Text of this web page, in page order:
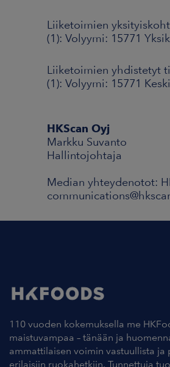
Liiketoimien
(1): Volyymi: 15771
Liiketoimien yhdistetyt
(1): Volyymi: 15771
HKScan Oyj
Markku Suvanto
Hallintojohtaja
Median yhteydenotot:
110 vuoden kokemuksella me
maistuvampaa – tänään ja
ammattilaisen voimin vastuullista
erilaisiin ruokahetkiin. Tunnettuja